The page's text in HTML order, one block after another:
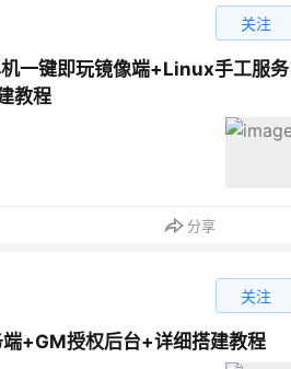
关注
一键即玩镜像端+Linux手工服务
教程
分享
关注
+GM授权后台+详细搭建教程